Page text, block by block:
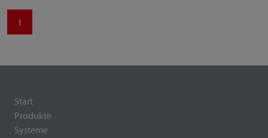
1
Start
Produkte
Systeme